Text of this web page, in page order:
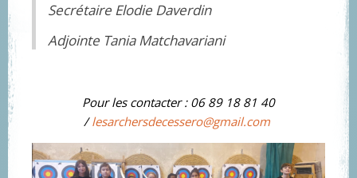
Secrétaire Elodie Daverdin
Adjointe Tania Matchavariani
Pour les contacter : 06 89 18 81 40
/lesarchersdecessero@gmail.com